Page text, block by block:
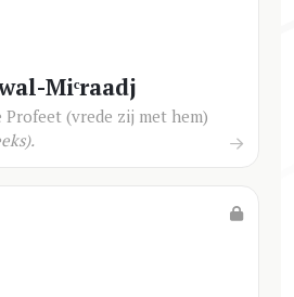
Miᶜraadj
Profeet (vrede zij met hem)